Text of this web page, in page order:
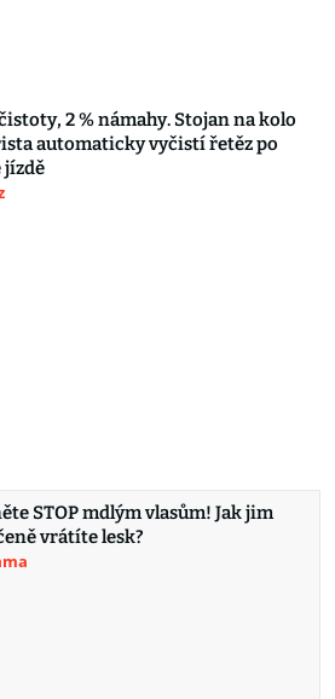
2 % námahy. Stojan na kolo
automaticky vyčistí řetěz po
jízdě
STOP mdlým vlasům! Jak jim
vrátíte lesk?